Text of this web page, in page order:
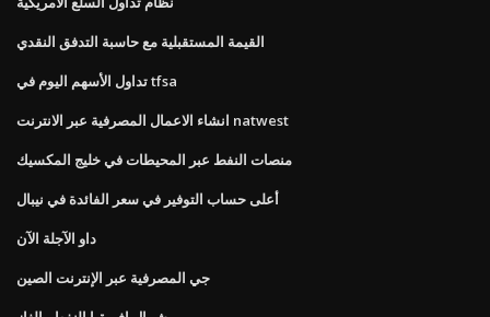
القيمة المستقبلية مع حاسبة التدفق النقدي
تداول الأسهم اليوم في tfsa
انشاء الاعمال المصرفية عبر الانترنت natwest
منصات النفط عبر المحيطات في خليج المكسيك
أعلى حساب التوفير في سعر الفائدة في نيبال
داو الآجلة الآن
جي المصرفية عبر الإنترنت الصين